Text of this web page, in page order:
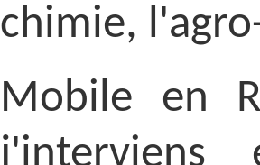
chimie,
Mobile en
j'interviens